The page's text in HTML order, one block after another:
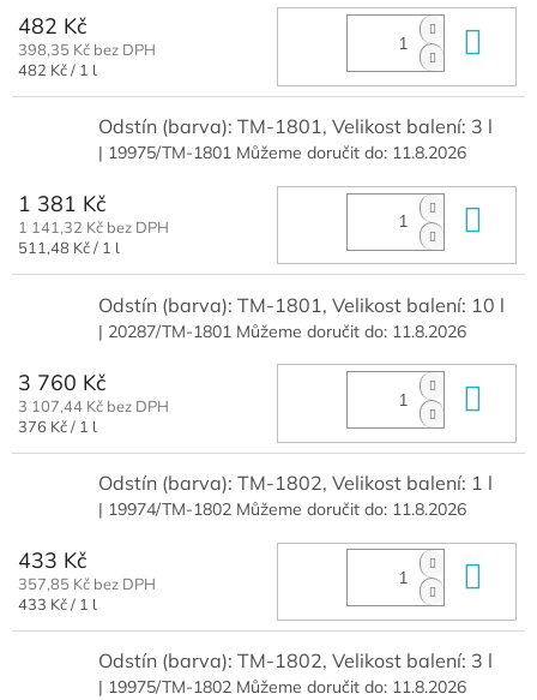
482 Kč
398,35 Kč bez DPH
Měrná
482 Kč / 1 l
Odstín (barva): TM-1801, Velikost balení: 3 l
| 19975/TM-1801 Můžeme doručit do: 11.8.2026
1 381 Kč
1 141,32 Kč bez DPH
Měrná
511,48 Kč / 1 l
Odstín (barva): TM-1801, Velikost balení: 10 l
| 20287/TM-1801 Můžeme doručit do: 11.8.2026
3 760 Kč
3 107,44 Kč bez DPH
Měrná
376 Kč / 1 l
Odstín (barva): TM-1802, Velikost balení: 1 l
| 19974/TM-1802 Můžeme doručit do: 11.8.2026
433 Kč
357,85 Kč bez DPH
Měrná
433 Kč / 1 l
Odstín (barva): TM-1802, Velikost balení: 3 l
| 19975/TM-1802 Můžeme doručit do: 11.8.2026